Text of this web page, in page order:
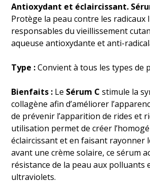
Antioxydant et éclaircissant.
Protège la peau contre les radicaux
responsables du vieillissement
aqueuse antioxydante et anti-
Type :Convient à tous les types de
Bienfaits : Le Sérum C stimule la
collagène afin d’améliorer
de prévenir l’apparition de rides et
utilisation permet de créer
éclaircissant et en faisant rayonner
avant une crème solaire, ce sérum
résistance de la peau aux polluants
ultraviolets.